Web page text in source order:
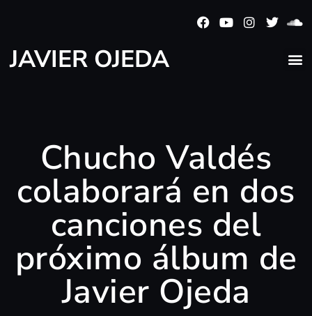
JAVIER OJEDA
Chucho Valdés
colaborará en dos
canciones del
próximo álbum de
Javier Ojeda